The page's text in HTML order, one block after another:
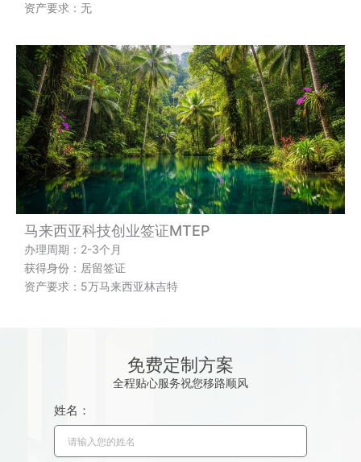
资产要求：无
马来西亚科技创业签证MTEP
办理周期：2-3个月
获得身份：居留签证
资产要求：5万马来西亚林吉特
免费定制方案
全程贴心服务祝您移路顺风
姓名：